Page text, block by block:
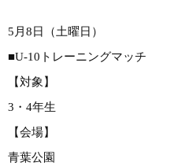
5月8日（土曜日）
■U-10トレーニングマッチ
【対象】
3・4年生
【会場】
青葉公園